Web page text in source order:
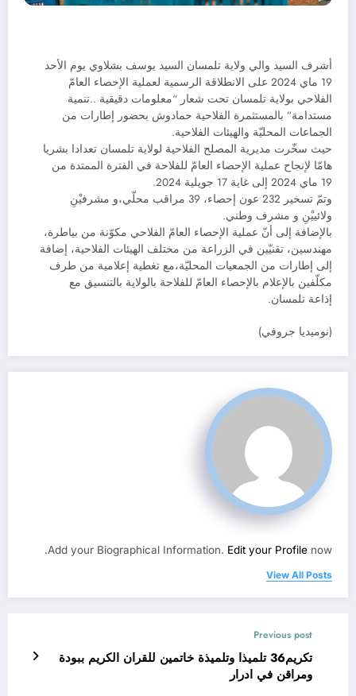
أشرف السيد والي ولاية تلمسان السيد يوسف بشلاوي يوم الأحد
19 ماي 2024 على الانطلاقة الرسمية لعملية الإحصاء العامّ
الفلاحي بولاية تلمسان تحت شعار “معلومات دقيقية ..تنمية
مستدامة” بالمستثمرة الفلاحية حمادوش بحضور إطارات من
الجماعات المحليّة والهيئات الفلاحية.
حيث سخّرت مديرية المصلح الفلاحية لولاية تلمسان تعدادا بشريا
هامّا لإنجاح عملية الإحصاء العامّ للفلاحة في الفترة الممتدة من
19 ماي 2024 إلى غاية 17 جويلية 2024.
وتمّ تسخير 232 عون إحصاء، 39 مراقب محلّي،و مشرفيْنِ
ولائييْنِ و مشرف وطني.
بالإضافة إلى أنّ عملية الإحصاء العامّ الفلاحي مكوّنة من بياطرة،
مهندسين، تقنيّين في الزراعة من مختلف الهيئات الفلاحية، إضافة
إلى إطارات من الجمعيات المحليّة،مع تغطية إعلامية من طرف
مكلّفين بالإعلام بالإحصاء العامّ للفلاحة بالولاية بالتنسيق مع
إذاعة تلمسان.
(نوميديا جروفي)
Add your Biographical Information. Edit your Profile now.
View All Posts
Previous post
تكريم36 تلميذا وتلميذة خاتمين للقران الكريم ببودة
ومراقن في ادرار